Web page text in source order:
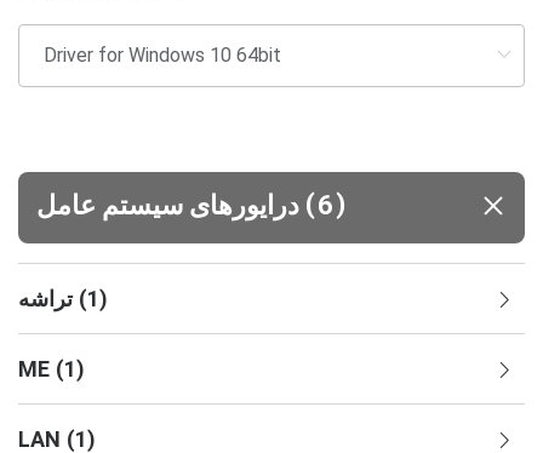
(6)
تراشه (1)
ME (1)
LAN (1)